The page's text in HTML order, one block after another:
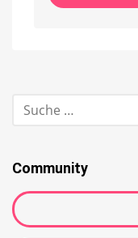
Suche
nach:
Community